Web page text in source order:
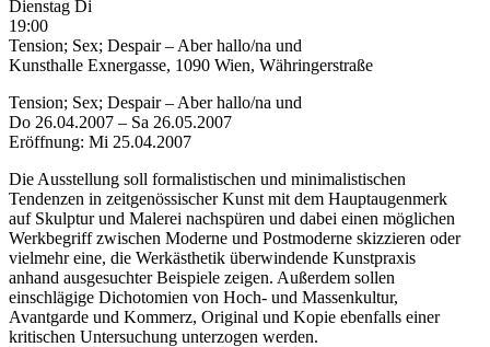
Dienstag Di
19:00
Tension; Sex; Despair – Aber hallo/na und
Kunsthalle Exnergasse, 1090 Wien, Währingerstraße
Tension; Sex; Despair – Aber hallo/na und
Do 26.04.2007 – Sa 26.05.2007
Eröffnung: Mi 25.04.2007
Die Ausstellung soll formalistischen und minimalistischen
Tendenzen in zeitgenössischer Kunst mit dem Hauptaugenmerk
auf Skulptur und Malerei nachspüren und dabei einen möglichen
Werkbegriff zwischen Moderne und Postmoderne skizzieren oder
vielmehr eine, die Werkästhetik überwindende Kunstpraxis
anhand ausgesuchter Beispiele zeigen. Außerdem sollen
einschlägige Dichotomien von Hoch- und Massenkultur,
Avantgarde und Kommerz, Original und Kopie ebenfalls einer
kritischen Untersuchung unterzogen werden.